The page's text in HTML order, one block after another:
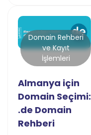
Domain Rehberi
ve Kayıt
İşlemleri
Almanya için
Domain Seçimi:
.de Domain
Rehberi